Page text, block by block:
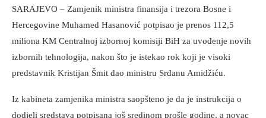
SARAJEVO – Zamjenik ministra finansija i trezora Bosne i
Hercegovine Muhamed Hasanović potpisao je prenos 112,5
miliona KM Centralnoj izbornoj komisiji BiH za uvođenje novih
izbornih tehnologija, nakon što je istekao rok koji je visoki
predstavnik Kristijan Šmit dao ministru Srđanu Amidžiću.
Iz kabineta zamjenika ministra saopšteno je da je instrukcija o
dodjeli sredstava potpisana još sredinom prošle godine, a novac